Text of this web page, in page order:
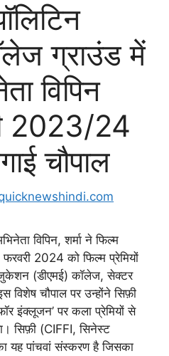
ग्राउंड में
विपिन
2023/24
चौपाल
विपिन, शर्मा ने फिल्म
2024 को फिल्म प्रेमियों
(डीएमई) कॉलेज, सेक्टर
विशेष चौपाल पर उन्होंने सिफ़ी
इंक्लूजन’ पर कला प्रेमियों से
सिफ़ी (CIFFI, सिनेस्ट
यह पांचवां संस्करण है जिसका